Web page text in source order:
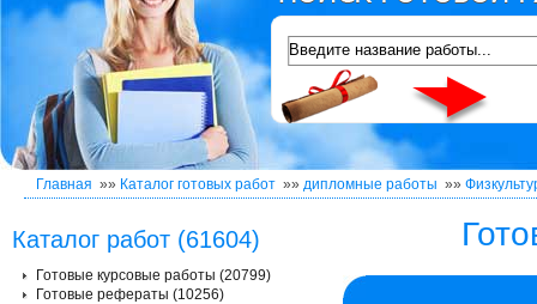
Главная »» Каталог готовых работ »» дипломные работы »»
Каталог работ (61604)
Готовые курсовые работы (20799)
Готовые рефераты (10256)